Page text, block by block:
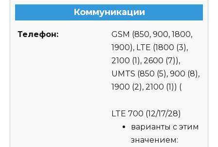
Коммуникации
Телефон:
GSM (850, 900, 1800,
1900), LTE (1800 (3),
2100 (1), 2600 (7)),
UMTS (850 (5), 900 (8),
1900 (2), 2100 (1)) (
LTE 700 (12/17/28)
варианты с этим
значением: